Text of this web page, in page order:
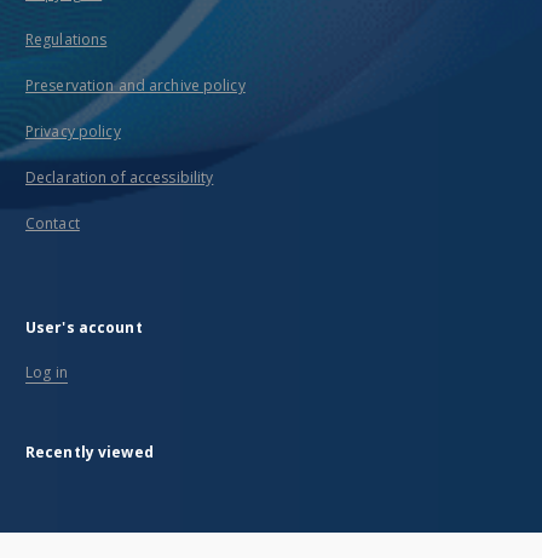
Regulations
Preservation and archive policy
Privacy policy
Declaration of accessibility
Contact
User's account
Log in
Recently viewed